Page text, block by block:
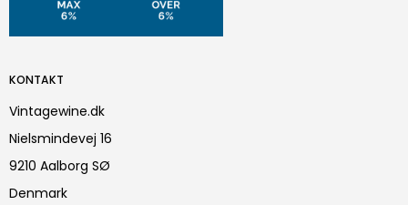
KONTAKT
Vintagewine.dk
Nielsmindevej 16
9210 Aalborg SØ
Denmark